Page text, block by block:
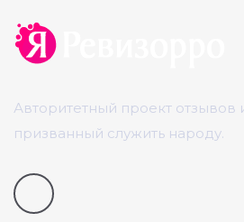
Авторитетный проект отзывов
призванный служить народу.